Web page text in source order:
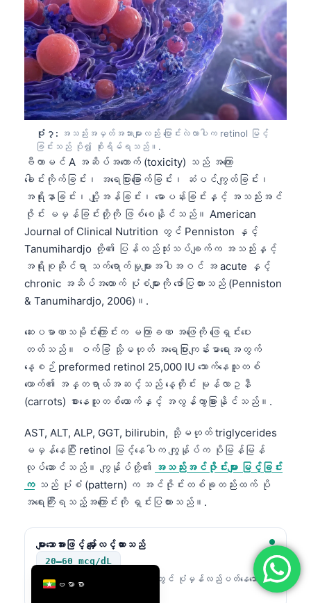
ပုံ ၇: အသည်းအမှတ်အသားများလည်း ပြောင်းလဲလာပါက retinol မြင့်
ခြင်းသည် ပို၍ စိုးရိမ်ရသည်။.
ဗီတာမင် A အဆိပ်အတောက် (toxicity) သည် အကြော
ခေါင်းကိုက်ခြင်း၊ အရေပြားခြောက်ခြင်း၊ ဆံပင်ကျွတ်ခြင်း၊
အရိုးနာခြင်း၊ ပျို့အန်ခြင်း၊ မောပန်းခြင်းနှင့် အသည်းအင်
ဇိုင်း မမှန်ခြင်းတို့ကို ဖြစ်စေနိုင်သည်။ American
Journal of Clinical Nutrition တွင် Penniston နှင့်
Tanumihardjo တို့၏ ပြန်လည်သုံးသပ်ချက်က အသည်းနှင့်
အရိုးစုဆိုင်ရာ သက်ရောက်မှုများအပါအဝင် အ acute နှင့်
chronic အဆိပ်အတောက် ပုံစံများကို ဖော်ပြထားသည် (Penniston
& Tanumihardjo, 2006)။.
ဆေးပမာဏသမိုင်းကြောင်းက မကြာခဏ အဖြေကို ဖြေရှင်းပေး
တတ်သည်။ ဝက်ခြံ သို့မဟုတ် အရေပြားကျန်းမာရေးအတွက်
နေ့စဉ် preformed retinol 25,000 IU သောက်နေသူတစ်
ယောက်၏ အန္တရာယ်အဆင့်သည် နေ့တိုင်း မုန်လာဥနီ
(carrots) စားနေသူတစ်ယောက်နှင့် အလွန်ကွာခြားနိုင်သည်။.
AST, ALT, ALP, GGT, bilirubin, သို့မဟုတ် triglycerides
မမှန်နေပြီး retinol မြင့်နေပါက ကျွန်ုပ်က ပိုမြန်မြန်
လုပ်ဆောင်သည်။ ကျွန်ုပ်တို့၏ အသည်းအင်ဇိုင်းများ မြင့်ခြင်း
ကသည် ပုံစံ (pattern) က အင်ဇိုင်းတစ်ခုတည်းထက် ပို
အရေးကြီးရသည့်အကြောင်းကို ရှင်းပြထားသည်။.
များသောအားဖြင့် မျှော်လင့်ထားသည်
20–60 mcg/dL
အရွယ်ရောက်သူ ဓာတ်ခွဲခန်းများစွာတွင် ပုံမှန်လည်ပတ်နေသော
ဗမာစာ
English
Deutsch
Français
עִבְרִית
Italiano
Português
Türkçe
Română
简体中文
فارسی
Български
Nederlands
हिन्दी
Bahasa Indonesia
Հայերեն
Íslenska
Српски језик
Svenska
Bosanski
Azərbaycan dili
Eesti